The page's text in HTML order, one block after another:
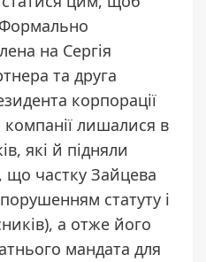
на Сергія
та друга
корпорації
лишалися в
які й підняли
що частку Зайцева
статуту і
а отже його
мандата для